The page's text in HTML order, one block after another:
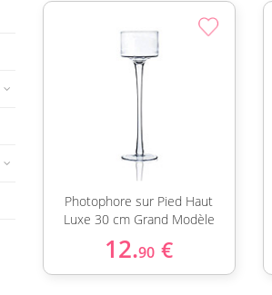
Photophore sur Pied Haut
Luxe 30 cm Grand Modèle
12.90 €